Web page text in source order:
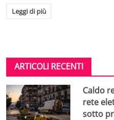
Leggi di più
ARTICOLI RECENTI
Caldo
rete
sotto